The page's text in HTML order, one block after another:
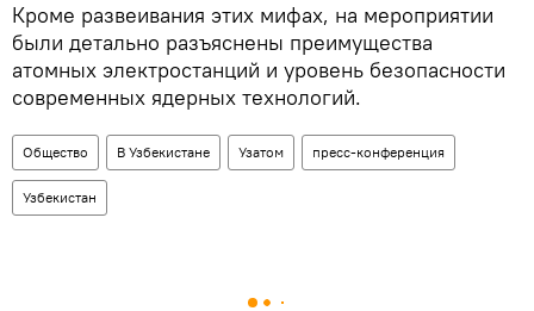
Кроме развеивания этих мифах, на мероприятии
были детально разъяснены преимущества
атомных электростанций и уровень безопасности
современных ядерных технологий.
Общество В Узбекистане Узатом пресс-конференция
Узбекистан